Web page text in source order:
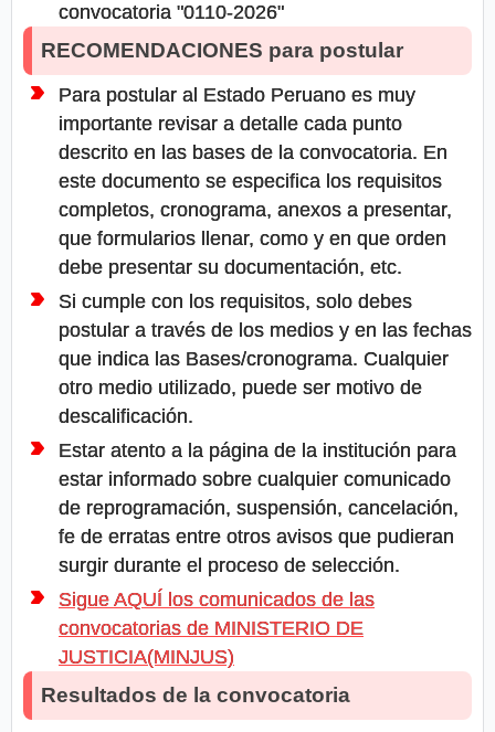
convocatoria "0110-2026"
RECOMENDACIONES para postular
Para postular al Estado Peruano es muy
importante revisar a detalle cada punto
descrito en las bases de la convocatoria. En
este documento se especifica los requisitos
completos, cronograma, anexos a presentar,
que formularios llenar, como y en que orden
debe presentar su documentación, etc.
Si cumple con los requisitos, solo debes
postular a través de los medios y en las fechas
que indica las Bases/cronograma. Cualquier
otro medio utilizado, puede ser motivo de
descalificación.
Estar atento a la página de la institución para
estar informado sobre cualquier comunicado
de reprogramación, suspensión, cancelación,
fe de erratas entre otros avisos que pudieran
surgir durante el proceso de selección.
Sigue AQUÍ los comunicados de las
convocatorias de MINISTERIO DE
JUSTICIA(MINJUS)
Resultados de la convocatoria